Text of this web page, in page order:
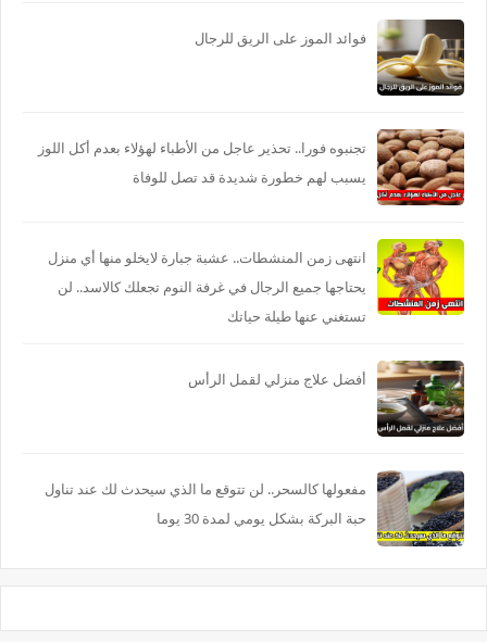
فوائد الموز على الريق للرجال
تجنبوه فورا.. تحذير عاجل من الأطباء لهؤلاء بعدم أكل اللوز
يسبب لهم خطورة شديدة قد تصل للوفاة
انتهى زمن المنشطات.. عشبة جبارة لايخلو منها أي منزل
يحتاجها جميع الرجال في غرفة النوم تجعلك كالاسد.. لن
تستغني عنها طيلة حياتك
أفضل علاج منزلي لقمل الرأس
مفعولها كالسحر.. لن تتوقع ما الذي سيحدث لك عند تناول
حبة البركة بشكل يومي لمدة 30 يوما